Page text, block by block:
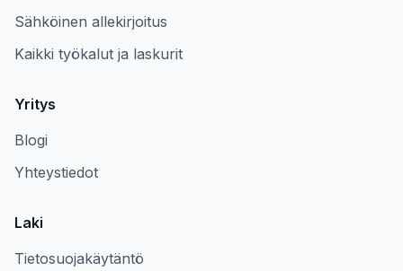
Sähköinen allekirjoitus
Kaikki työkalut ja laskurit
Yritys
Blogi
Yhteystiedot
Laki
Tietosuojakäytäntö